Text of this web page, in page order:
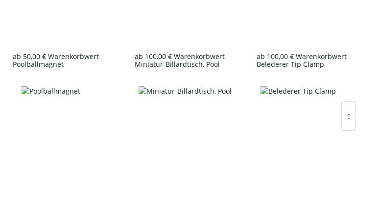
ab 50,00 € Warenkorbwert
Poolballmagnet
ab 100,00 € Warenkorbwert
Miniatur-Billardtisch, Pool
ab 100,00 € Warenkorbwert
Belederer Tip Clamp